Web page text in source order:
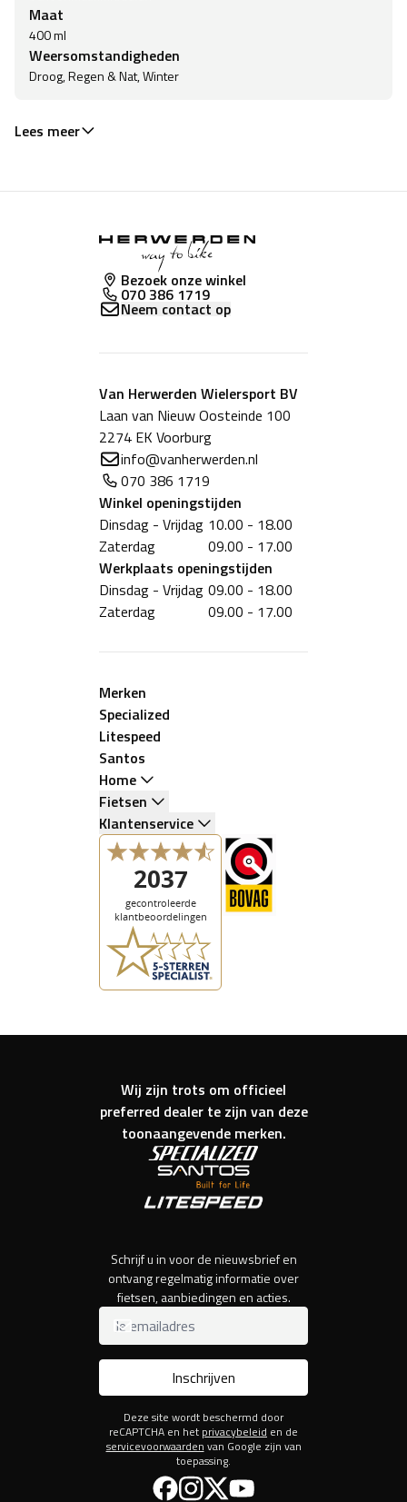
Maat
400 ml
Weersomstandigheden
Droog, Regen & Nat, Winter
Lees meer
Bezoek onze winkel
070 386 1719
Neem contact op
Van Herwerden Wielersport BV
Laan van Nieuw Oosteinde 100
2274 EK Voorburg
info@vanherwerden.nl
070 386 1719
Winkel openingstijden
Dinsdag - Vrijdag 10.00 - 18.00
Zaterdag
09.00 - 17.00
Werkplaats openingstijden
Dinsdag - Vrijdag 09.00 - 18.00
Zaterdag
09.00 - 17.00
Merken
Specialized
Litespeed
Santos
Home
Fietsen
Klantenservice
Wij zijn trots om officieel
preferred dealer te zijn van deze
toonaangevende merken.
Schrijf u in voor de nieuwsbrief en
ontvang regelmatig informatie over
fietsen, aanbiedingen en acties.
Inschrijven
Deze site wordt beschermd door
reCAPTCHA en het privacybeleid en de
servicevoorwaarden van Google zijn van
toepassing.
FacebookInstagram
TwitterYouTube